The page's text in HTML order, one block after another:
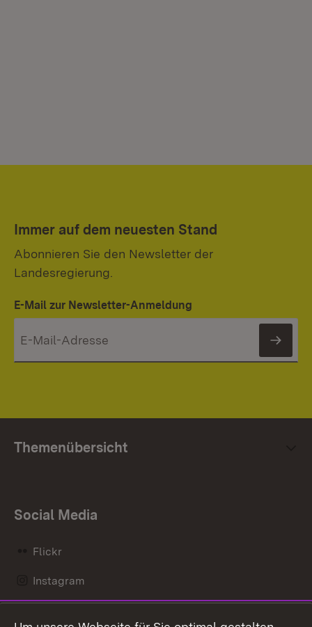
Immer auf dem neuesten Stand
Abonnieren Sie den Newsletter der
Landesregierung.
E-Mail zur Newsletter-Anmeldung
Themenübersicht
Social Media
Flickr
Instagram